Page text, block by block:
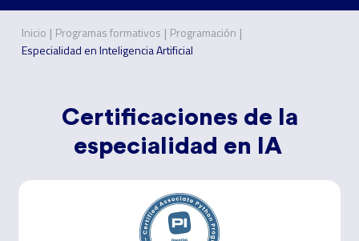
Inicio | Programas formativos | Programación |
Especialidad en Inteligencia Artificial
Certificaciones de la
especialidad en IA